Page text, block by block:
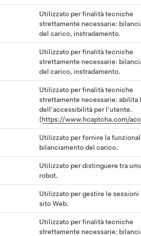
Utilizzato per finalità tecniche
strettamente necessarie:
del carico, instradamento.
Utilizzato per finalità tecniche
strettamente necessarie:
del carico, instradamento.
Utilizzato per finalità tecniche
strettamente necessarie:
dell'accessibilità per l'utente.
(https://www.hcaptcha.com/
Utilizzato per fornire la
bilanciamento del carico.
Utilizzato per distinguere tra
robot.
Utilizzato per gestire le sessioni
sito Web.
Utilizzato per finalità tecniche
strettamente necessarie: